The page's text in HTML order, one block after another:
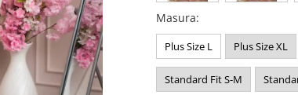
Masura:
Plus Size L Plus Size XL
Standard Fit S-M